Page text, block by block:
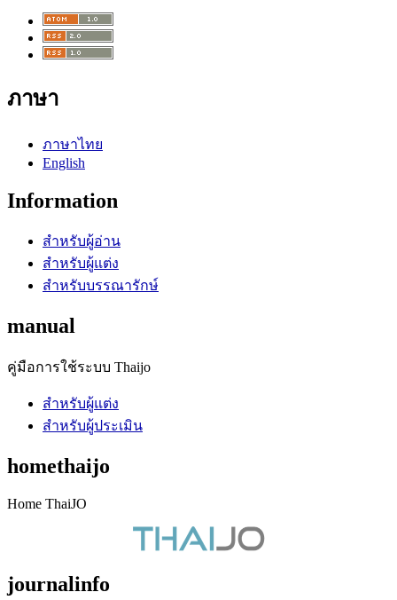
ภาษา
ภาษาไทย
English
Information
สำหรับผู้อ่าน
สำหรับผู้แต่ง
สำหรับบรรณารักษ์
manual
คู่มือการใช้ระบบ Thaijo
สำหรับผู้แต่ง
สำหรับผู้ประเมิน
homethaijo
Home ThaiJO
journalinfo